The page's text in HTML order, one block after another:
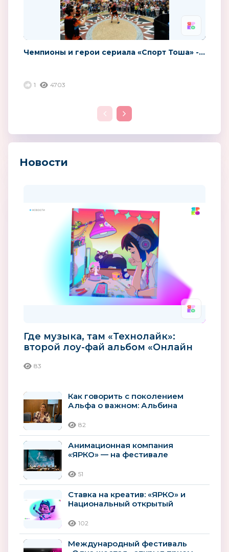
Чемпионы и герои сериала «Спорт Тоша» -...
1 4703
Новости
Где музыка, там «Технолайк»:
второй лоу-фай альбом «Онлайн
83
Как говорить с поколением
Альфа о важном: Альбина
анимации в...
82
Анимационная компания
«ЯРКО» — на фестивале
51
Ставка на креатив: «ЯРКО» и
Национальный открытый
компетенций...
102
Международный фестиваль